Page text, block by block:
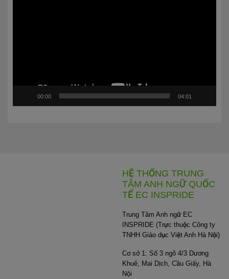
00:00 04:01
HỆ THỐNG TRUNG
TÂM ANH NGỮ QUỐC
TẾ EC INSPRIDE
Trung Tâm Anh ngữ EC
INSPRIDE (Trực thuộc Công ty
TNHH Giáo dục Việt Anh Hà Nội)
Cơ sở 1: Số 3 ngõ 4/3 Dương
Khuê, Mai Dịch, Cầu Giấy, Hà
Nội